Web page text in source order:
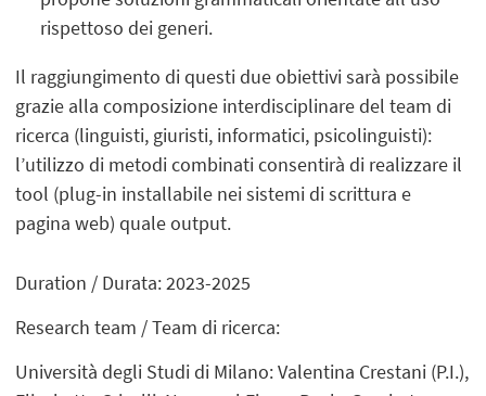
rispettoso dei generi.
Il raggiungimento di questi due obiettivi sarà possibile
grazie alla composizione interdisciplinare del team di
ricerca (linguisti, giuristi, informatici, psicolinguisti):
l’utilizzo di metodi combinati consentirà di realizzare il
tool (plug-in installabile nei sistemi di scrittura e
pagina web) quale output.
Duration / Durata: 2023-2025
Research team / Team di ricerca:
Università degli Studi di Milano: Valentina Crestani (P.I.),